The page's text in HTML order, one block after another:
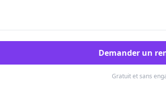
Demander un
Gratuit et sans